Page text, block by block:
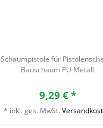
Schaumpistole für
Bauschaum PU Metall
9,29 € *
* inkl. ges. MwSt.